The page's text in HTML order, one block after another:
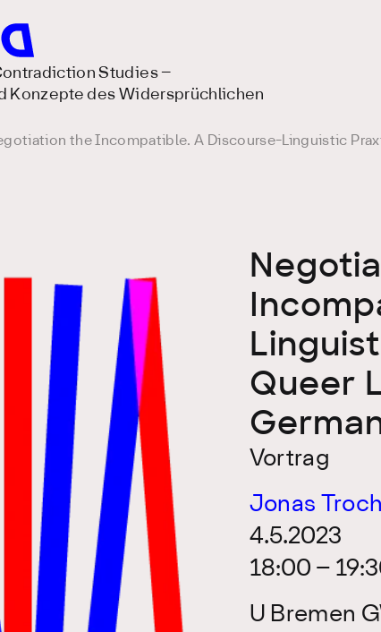
Studies –
Konzepte des Widersprüchlichen
the Incompatible. A Discourse-Linguistic
Queer
Vortrag
Jonas
4.5.2023
18:00 –
U Bremen